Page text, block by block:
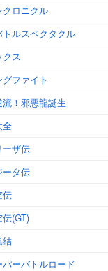
クロニクル
ルスペクタクル
クス
ファイト
！邪悪龍誕生
全
ーザ伝
ータ伝
伝
(GT)
結
ーバトルロード